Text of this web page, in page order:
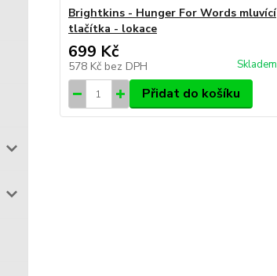
Brightkins - Hunger For Words mluvící
tlačítka - lokace
699 Kč
578 Kč bez DPH Skladem
Přidat do košíku